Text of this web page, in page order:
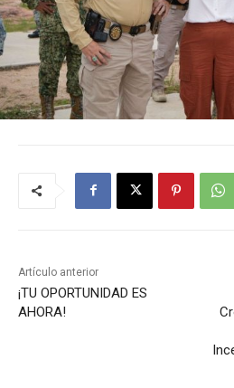
Artículo anterior
¡TU OPORTUNIDAD ES
AHORA!